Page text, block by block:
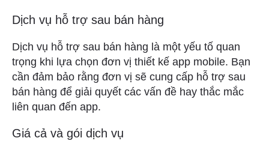
Dịch vụ hỗ trợ sau bán hàng
Dịch vụ hỗ trợ sau bán hàng là một yếu tố quan
trọng khi lựa chọn đơn vị thiết kế app mobile. Bạn
cần đảm bảo rằng đơn vị sẽ cung cấp hỗ trợ sau
bán hàng để giải quyết các vấn đề hay thắc mắc
liên quan đến app.
Giá cả và gói dịch vụ